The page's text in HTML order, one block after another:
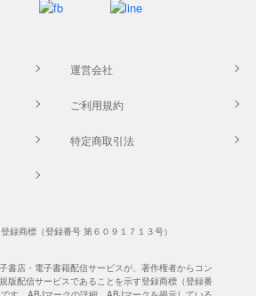
運営会社
ご利用規約
特定商取引法
書店・電子書籍配信サービスが、著作権者からコン
版配信サービスであることを示す登録商標（登録番